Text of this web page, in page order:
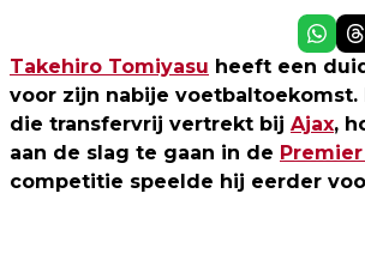
Takehiro Tomiyasu heeft een
voor zijn nabije voetbaltoekomst.
die transfervrij vertrekt bij Ajax,
aan de slag te gaan in de
competitie speelde hij eerder